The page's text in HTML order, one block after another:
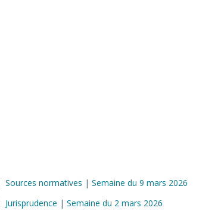
Sources normatives | Semaine du 9 mars 2026
Jurisprudence | Semaine du 2 mars 2026